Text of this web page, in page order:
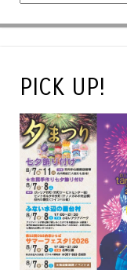
PICK UP!